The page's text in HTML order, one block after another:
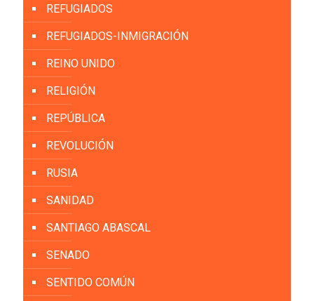
REFUGIADOS
REFUGIADOS-INMIGRACIÓN
REINO UNIDO
RELIGIÓN
REPÚBLICA
REVOLUCIÓN
RUSIA
SANIDAD
SANTIAGO ABASCAL
SENADO
SENTIDO COMÚN